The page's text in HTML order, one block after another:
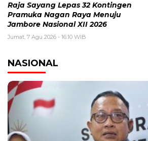
Raja Sayang Lepas 32 Kontingen
Pramuka Nagan Raya Menuju
Jambore Nasional XII 2026
Jumat, 7 Agu 2026 - 16:10 WIB
NASIONAL